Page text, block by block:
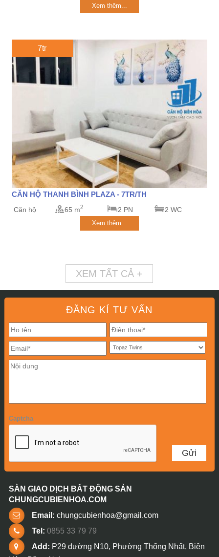
Xem thêm...
7tr
CĂN HỘ THANH BÌNH PLAZA - 7TR/TH
Căn hộ 65 m2 2 PN 2 WC
Xem thêm...
XEM TẤT CẢ +
ĐĂNG KÍ TƯ VẤN
Captcha
SÀN GIAO DỊCH BẤT ĐỘNG SẢN
CHUNGCUBIENHOA.COM
Email: chungcubienhoa@gmail.com
Tel: 0855 33 79 79
Add: P29 đường N10, Phường Thống Nhất, Biên